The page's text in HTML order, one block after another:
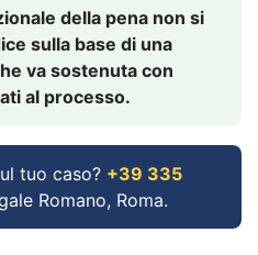
della pena non si
sulla base di una
va sostenuta con
al processo.
tuo caso? +39 335
Romano, Roma.